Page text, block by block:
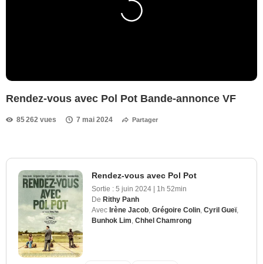
Rendez-vous avec Pol Pot Bande-annonce VF
85 262 vues 7 mai 2024 Partager
Rendez-vous avec Pol Pot
Sortie : 5 juin 2024 | 1h 52min
De Rithy Panh
Avec Irène Jacob Grégoire Colin Cyril Gueï,
Bunhok Lim Chhel Chamrong